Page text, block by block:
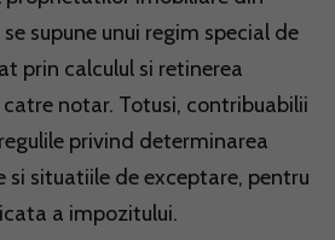
supune unui regim special de
prin calculul si retinerea
notar. Totusi, contribuabilii
privind determinarea
si situatiile de exceptare, pentru
a impozitului.